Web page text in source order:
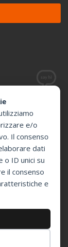
e/o
Il consenso
dati
o ID unici su
il consenso
e
-
per l'Italia
07394350966 -